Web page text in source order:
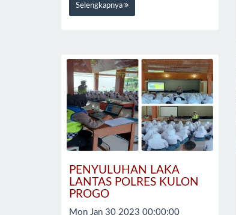
Selengkapnya
PENYULUHAN LAKA
LANTAS POLRES KULON
PROGO
Mon Jan 30 2023 00:00:00